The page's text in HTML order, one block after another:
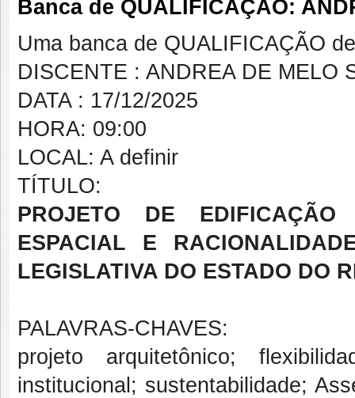
Banca de QUALIFICAÇÃO:
Uma banca de QUALIFICAÇÃO
DISCENTE : ANDREA DE MELO
DATA : 17/12/2025
HORA: 09:00
LOCAL: A definir
TÍTULO:
PROJETO DE EDIFICAÇÃO
ESPACIAL E
LEGISLATIVA DO ESTADO DO
PALAVRAS-CHAVES:
projeto arquitetônico;
institucional; sustentabilidade;